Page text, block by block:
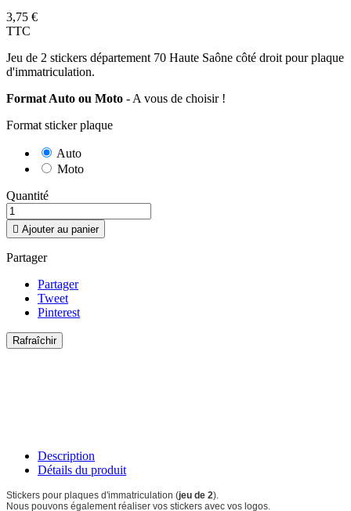
3,75 €
TTC
Jeu de 2 stickers département 70 Haute Saône côté droit pour plaque
d'immatriculation.
Format Auto ou Moto - A vous de choisir !
Format sticker plaque
Auto
Moto
Quantité
 Ajouter au panier
Partager
Partager
Tweet
Pinterest
Description
Détails du produit
Stickers pour plaques d'immatriculation (jeu de 2).
Nous pouvons également réaliser vos stickers avec vos logos.